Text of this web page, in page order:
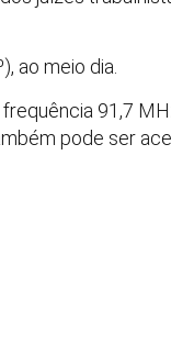
ao meio dia.
91,7
pode ser